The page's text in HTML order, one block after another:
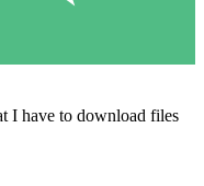
I have to download files